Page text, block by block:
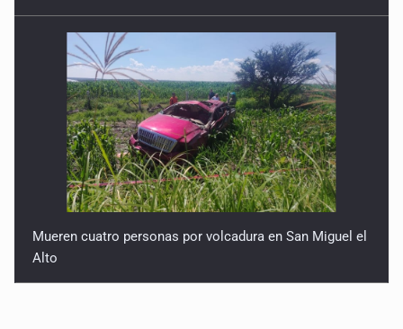
Mueren cuatro personas por volcadura en San Miguel el
Alto